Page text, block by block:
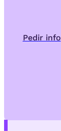
Pedir info